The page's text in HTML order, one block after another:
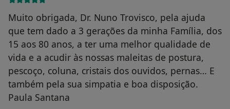
Muito obrigada, Dr. Nuno Trovisco, pela ajuda
que tem dado a 3 gerações da minha Família, dos
15 aos 80 anos, a ter uma melhor qualidade de
vida e a acudir às nossas maleitas de postura,
pescoço, coluna, cristais dos ouvidos, pernas… E
também pela sua simpatia e boa disposição.
Paula Santana